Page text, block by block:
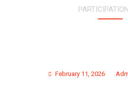
February 11, 2026